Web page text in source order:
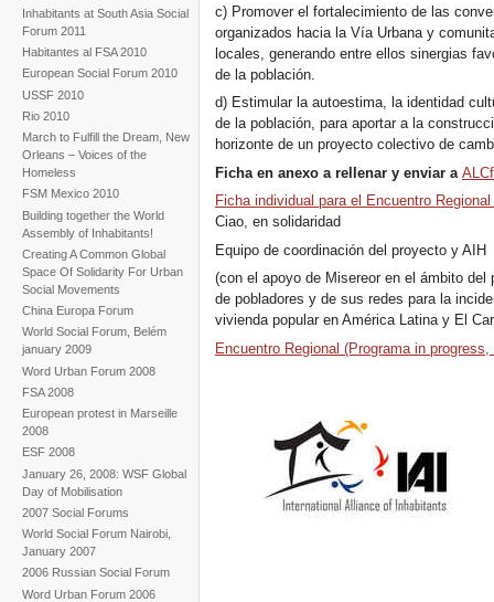
Inhabitants at South Asia Social
Forum 2011
Habitantes al FSA 2010
European Social Forum 2010
USSF 2010
Rio 2010
March to Fulfill the Dream, New
Orleans – Voices of the
Homeless
FSM Mexico 2010
Building together the World
Assembly of Inhabitants!
Creating A Common Global
Space Of Solidarity For Urban
Social Movements
China Europa Forum
World Social Forum, Belém
january 2009
Word Urban Forum 2008
FSA 2008
European protest in Marseille
2008
ESF 2008
January 26, 2008: WSF Global
Day of Mobilisation
2007 Social Forums
World Social Forum Nairobi,
January 2007
2006 Russian Social Forum
Word Urban Forum 2006
c) Promover el fortalecimiento de las
organizados hacia la Vía Urbana y
locales, generando entre ellos sinergias
de la población.
d) Estimular la autoestima, la identidad
de la población, para aportar a la
horizonte de un proyecto colectivo de
Ficha en anexo a rellenar y enviar a
Ficha individual para el Encuentro
Ciao, en solidaridad
Equipo de coordinación del proyecto y AIH
(con el apoyo de Misereor en el ámbito del
de pobladores y de sus redes para la
vivienda popular en América Latina y El
Encuentro Regional (Programa in